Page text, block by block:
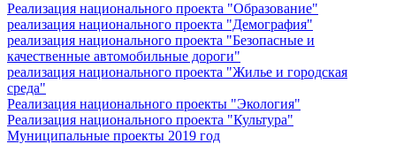
Реализация национального проекта "Образование"
реализация национального проекта "Демография"
реализация национального проекта "Безопасные и
качественные автомобильные дороги"
реализация национального проекта "Жилье и городская
среда"
Реализация национального проекты "Экология"
Реализация национального проекта "Культура"
Муниципальные проекты 2019 год